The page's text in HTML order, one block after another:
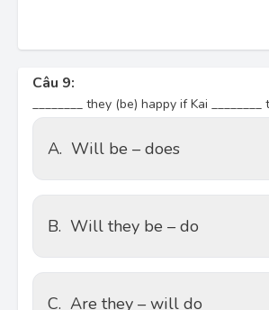
Câu 9:
________ they (be) happy if Kai ________
A. Will be – does
B. Will they be – do
C. Are they – will do